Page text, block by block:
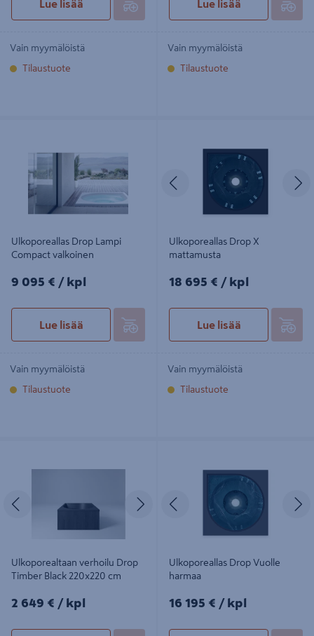
Lue lisää
Vain myymälöistä
Tilaustuote
Lue lisää
Vain myymälöistä
Tilaustuote
Ulkoporeallas Drop Lampi
Compact valkoinen
9095€/kpl
9 095 € / kpl
Lue lisää
Vain myymälöistä
Tilaustuote
Edellinen
Ulkoporeallas Drop X
mattamusta
18695€/kpl
18 695 € / kpl
Lue lisää
Vain myymälöistä
Tilaustuote
Seuraava
Ulkoporealtaan verhoilu Drop
Timber Black 220x220 cm
2649€/kpl
2 649 € / kpl
Edellinen
Ulkoporeallas Drop Vuolle
harmaa
16195€/kpl
16 195 € / kpl